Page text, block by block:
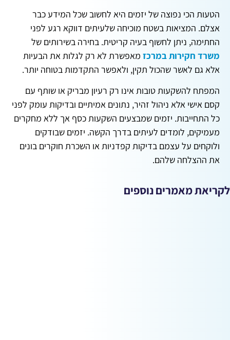
הטעות הכי נפוצה של יזמים היא לחשוב שכל המידע כבר
אצלם. המציאות בשטח מוכיחה שלעיתים דווקא רגע לפני
החתימה, ניתן לחשוף בעיה קריטית. בחירה בשירותים של
משרד חקירות במרכז מאפשרת לא רק לגלות את הבעיות
אלא גם לאשר שהכול תקין, ולאפשר התקדמות בטוחה יותר.
המפתח להשקעות טובות אינו רק רעיון מבריק או שותף עם
קסם אישי אלא ניהול זהיר, נתונים אמיתיים ובדיקות עומק לפני
כל התחייבות. יזמים שמבצעים השקעות כסף אך ללא מחקרים
מעמיקים, לומדים לעיתים בדרך הקשה. יזמים שבודקים
ולוקחים על עצמם בדיקות קפדניות או השכרת חוקרים בונים
את ההצלחה שלהם.
לקריאת מאמרים נוספים